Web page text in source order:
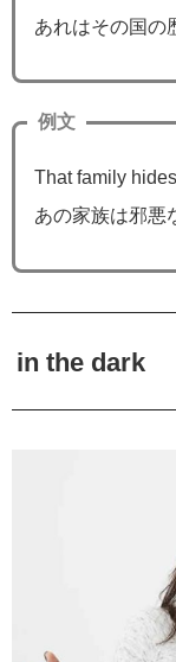
あれはその国の
例文
That family
あの家族は邪悪
in the dark